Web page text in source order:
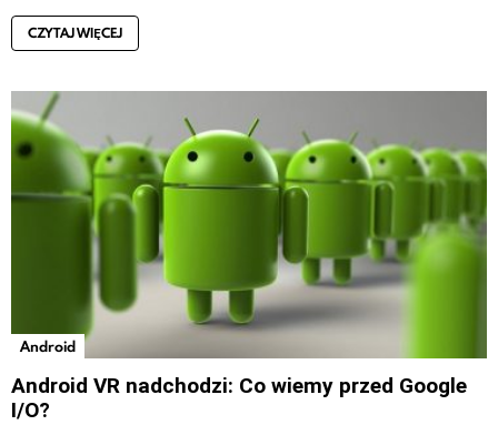
CZYTAJ WIĘCEJ
Android
Android VR nadchodzi: Co wiemy przed Google
I/O?